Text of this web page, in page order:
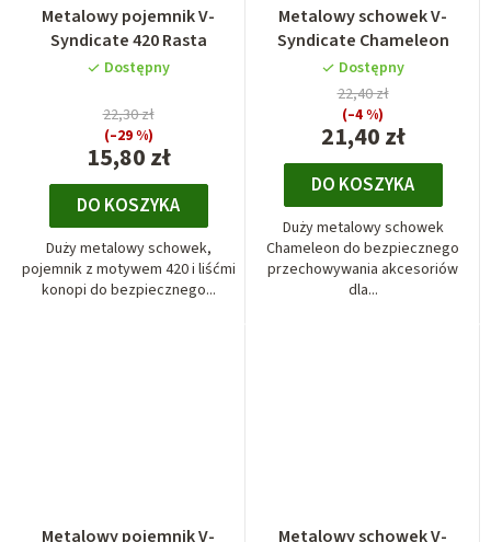
Metalowy pojemnik V-
Syndicate 420 Rasta
Dostępny
15,80 zł
22,30 zł
(–29 %)
DO KOSZYKA
Duży metalowy schowek,
pojemnik z motywem 420 i liśćmi
konopi do bezpiecznego...
Metalowy schowek V-
Syndicate Chameleon
Dostępny
21,40 zł
22,40 zł
(–4 %)
DO KOSZYKA
Duży metalowy schowek
Chameleon do bezpiecznego
przechowywania akcesoriów
dla...
Metalowy pojemnik V-
Metalowy schowek V-